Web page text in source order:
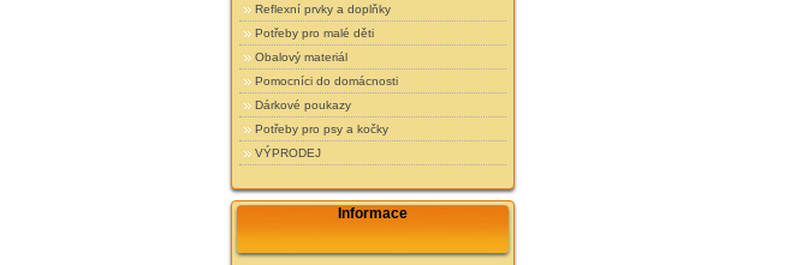
Reflexní prvky a doplňky
Potřeby pro malé děti
Obalový materiál
Pomocníci do domácnosti
Dárkové poukazy
Potřeby pro psy a kočky
VÝPRODEJ
Informace